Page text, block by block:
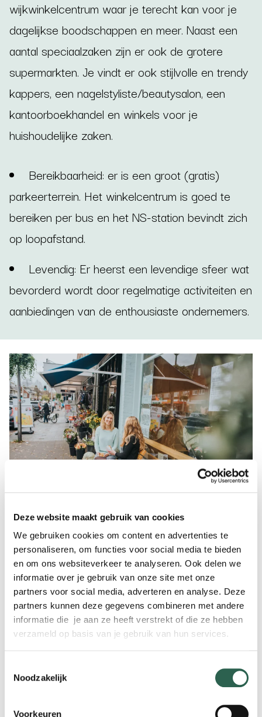
Deze website maakt gebruik van cookies
We gebruiken cookies om content en advertenties te
personaliseren, om functies voor social media te bieden
en om ons websiteverkeer te analyseren. Ook delen we
informatie over je gebruik van onze site met onze
partners voor social media, adverteren en analyse. Deze
partners kunnen deze gegevens combineren met andere
informatie die je aan ze heeft verstrekt of die ze hebben
verzameld op basis van je gebruik van hun services.
Noodzakelijk
Voorkeuren
wijkwinkelcentrum waar je terecht kan voor je
dagelijkse boodschappen en meer. Naast een
aantal speciaalzaken zijn er ook de grotere
supermarkten. Je vindt er ook stijlvolle en trendy
kappers, een nagelstyliste/beautysalon, een
kantoorboekhandel en winkels voor je
huishoudelijke zaken.
Bereikbaarheid: er is een groot (gratis)
parkeerterrein. Het winkelcentrum is goed te
bereiken per bus en het NS-station bevindt zich
op loopafstand.
Levendig: Er heerst een levendige sfeer wat
bevorderd wordt door regelmatige activiteiten en
aanbiedingen van de enthousiaste ondernemers.
Leusderweg
De Leusderweg is het winkelgebied voor
Amersfoort-Zuid (Leusderkwartier en
Amersfoort vanuit de regio Leusden,
Woudenberg en Soest. Het heeft daarom ook